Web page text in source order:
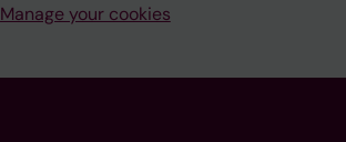
Manage your cookies